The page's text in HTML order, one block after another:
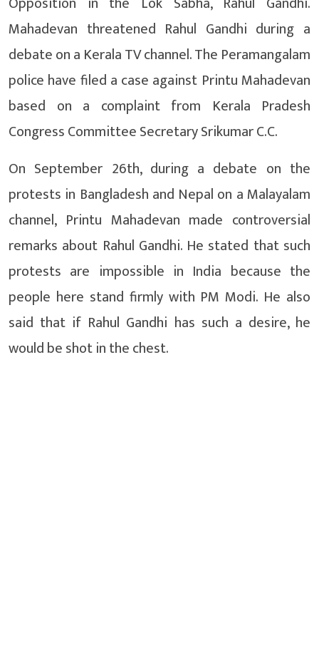
Mahadevan threatened Rahul Gandhi during a
debate on a Kerala TV channel. The Peramangalam
police have filed a case against Printu Mahadevan
based on a complaint from Kerala Pradesh
Congress Committee Secretary Srikumar C.C.
On September 26th, during a debate on the
protests in Bangladesh and Nepal on a Malayalam
channel, Printu Mahadevan made controversial
remarks about Rahul Gandhi. He stated that such
protests are impossible in India because the
people here stand firmly with PM Modi. He also
said that if Rahul Gandhi has such a desire, he
would be shot in the chest.